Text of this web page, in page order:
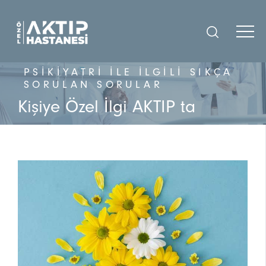
PSIKIYATRI İLE İLGILI SIKÇA
SORULAN SORULAR
Kişiye Özel İlgi AKTIP ta